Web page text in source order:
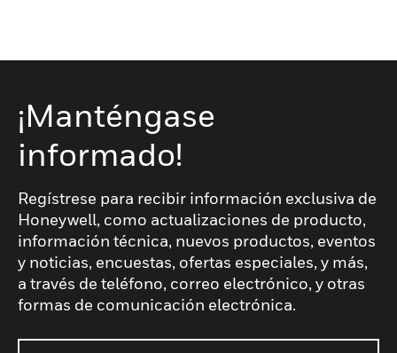
¡Manténgase
informado!
Regístrese para recibir información exclusiva de
Honeywell, como actualizaciones de producto,
información técnica, nuevos productos, eventos
y noticias, encuestas, ofertas especiales, y más,
a través de teléfono, correo electrónico, y otras
formas de comunicación electrónica.